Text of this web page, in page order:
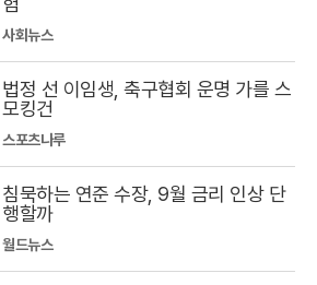
사회뉴스
법정 선 이임생, 축구협회 운명 가를 스
모킹건
스포츠나루
침묵하는 연준 수장, 9월 금리 인상 단
행할까
월드뉴스